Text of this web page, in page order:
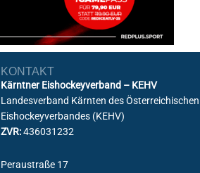
KONTAKT
Kärntner Eishockeyverband – KEHV
Landesverband Kärnten des Österreichischen
Eishockeyverbandes (KEHV)
ZVR:436031232
Peraustraße 17